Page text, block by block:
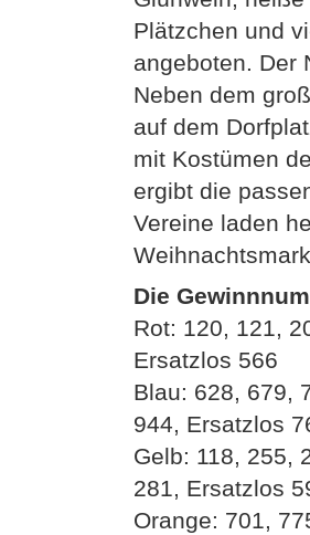
Plätzchen und
angeboten. Der
Neben dem
auf dem
mit Kostümen
ergibt die
Vereine laden
Die
Rot: 120, 121,
Ersatzlos 566
Blau: 628, 679,
944, Ersatzlos
Gelb: 118, 255,
281, Ersatzlos
Orange: 701,